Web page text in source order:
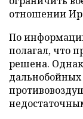
отношении
По
полагал, что
решена.
дальнобойных